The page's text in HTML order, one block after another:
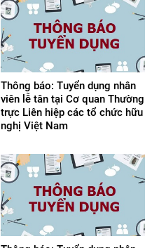
Thông báo: Tuyển dụng nhân
viên lễ tân tại Cơ quan Thường
trực Liên hiệp các tổ chức hữu
nghị Việt Nam